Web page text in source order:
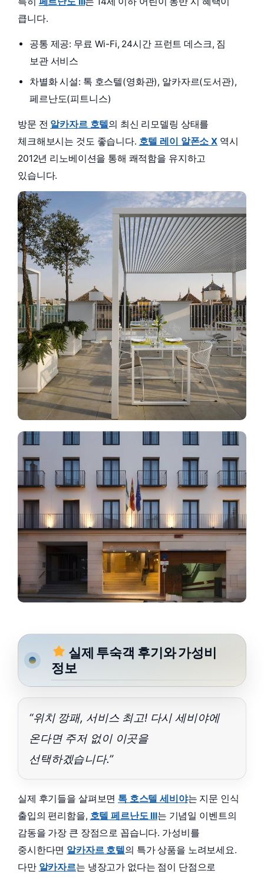
큽니다.
공통 제공: 무료 Wi-Fi, 24시간 프런트 데스크, 짐
보관 서비스
차별화 시설: 톡 호스텔(영화관), 알카자르(도서관),
페르난도(피트니스)
방문 전 알카자르 호텔의 최신 리모델링 상태를
체크해보시는 것도 좋습니다. 호텔 레이 알폰소 X역시
2012년 리노베이션을 통해 쾌적함을 유지하고
있습니다.
실제 투숙객 후기와 가성비
정보
“위치 깡패, 서비스 최고! 다시 세비야에
온다면 주저 없이 이곳을
선택하겠습니다.”
실제 후기들을 살펴보면 톡 호스텔 세비야는 지문 인식
출입의 편리함을, 호텔 페르난도 III는 기념일 이벤트의
감동을 가장 큰 장점으로 꼽습니다. 가성비를
중시한다면 알카자르 호텔의 특가 상품을 노려보세요.
다만 알카자르는 냉장고가 없다는 점이 단점으로